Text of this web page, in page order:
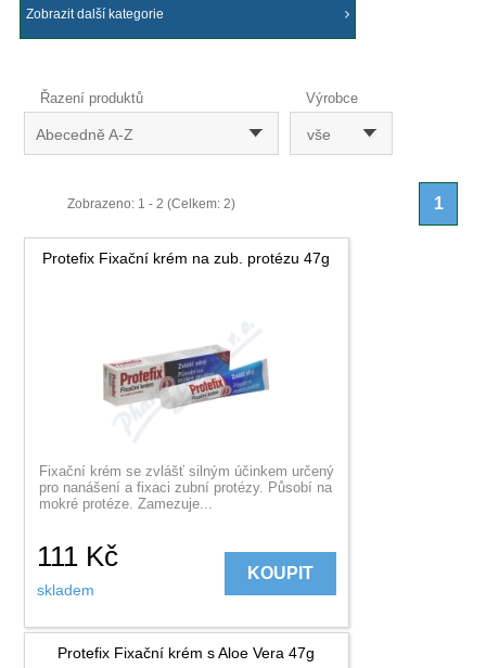
Zobrazit další kategorie
Řazení produktů
Abecedně A-Z
Výrobce
vše
Zobrazeno: 1 - 2 (Celkem: 2) 1
Protefix Fixační krém na zub. protézu 47g
Fixační krém se zvlášť silným účinkem určený
pro nanášení a fixaci zubní protézy. Působí na
mokré protéze. Zamezuje...
111 Kč
skladem
KOUPIT
Protefix Fixační krém s Aloe Vera 47g